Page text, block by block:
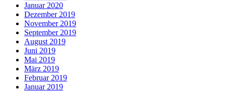
Januar 2020
Dezember 2019
November 2019
September 2019
August 2019
Juni 2019
Mai 2019
März 2019
Februar 2019
Januar 2019